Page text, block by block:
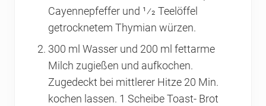
Cayennepfeffer und 1⁄2 Teelöffel
getrocknetem Thymian würzen.
300 ml Wasser und 200 ml fettarme
Milch zugießen und aufkochen.
Zugedeckt bei mittlerer Hitze 20 Min.
kochen lassen. 1 Scheibe Toast- Brot